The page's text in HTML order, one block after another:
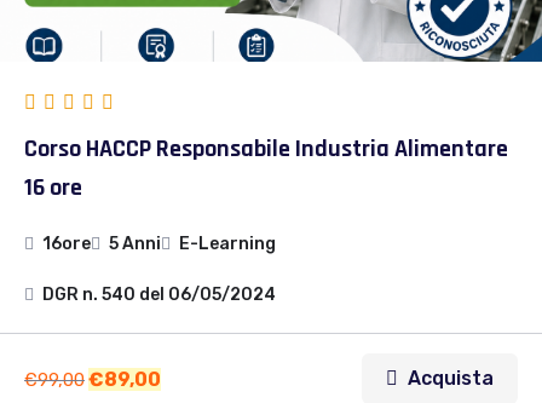
Corso HACCP Responsabile Industria Alimentare
16 ore
16ore 5 Anni E-Learning
DGR n. 540 del 06/05/2024
€99,00€89,00 Acquista